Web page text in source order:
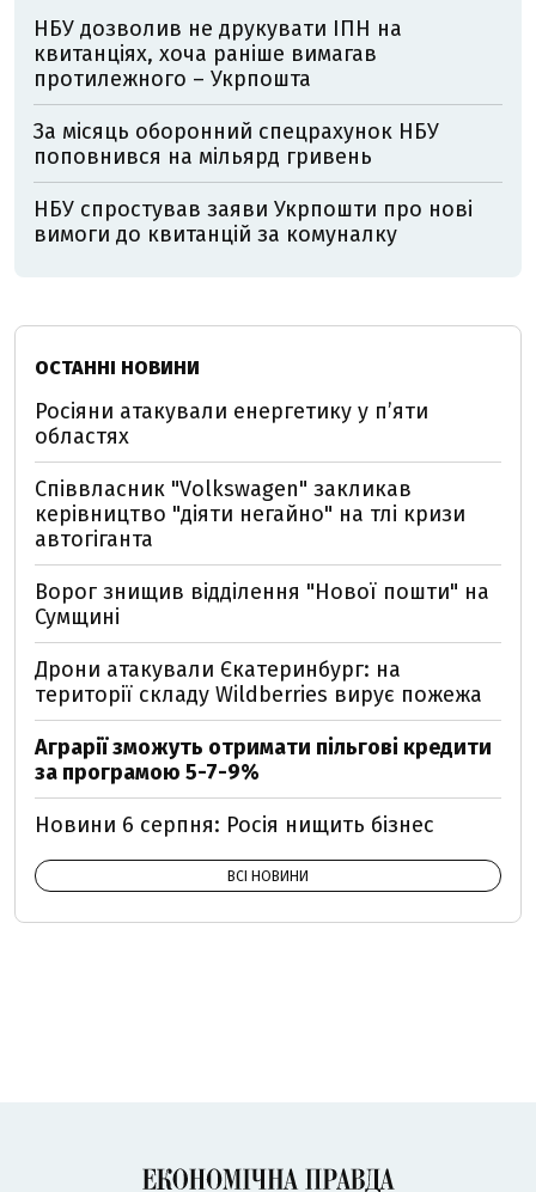
НБУ дозволив не друкувати ІПН на
квитанціях, хоча раніше вимагав
протилежного – Укрпошта
За місяць оборонний спецрахунок НБУ
поповнився на мільярд гривень
НБУ спростував заяви Укрпошти про нові
вимоги до квитанцій за комуналку
ОСТАННІ НОВИНИ
Росіяни атакували енергетику у пʼяти
областях
Співвласник "Volkswagen" закликав
керівництво "діяти негайно" на тлі кризи
автогіганта
Ворог знищив відділення "Нової пошти" на
Сумщині
Дрони атакували Єкатеринбург: на
території складу Wildberries вирує пожежа
Аграрії зможуть отримати пільгові кредити
за програмою 5-7-9%
Новини 6 серпня: Росія нищить бізнес
ВСІ НОВИНИ